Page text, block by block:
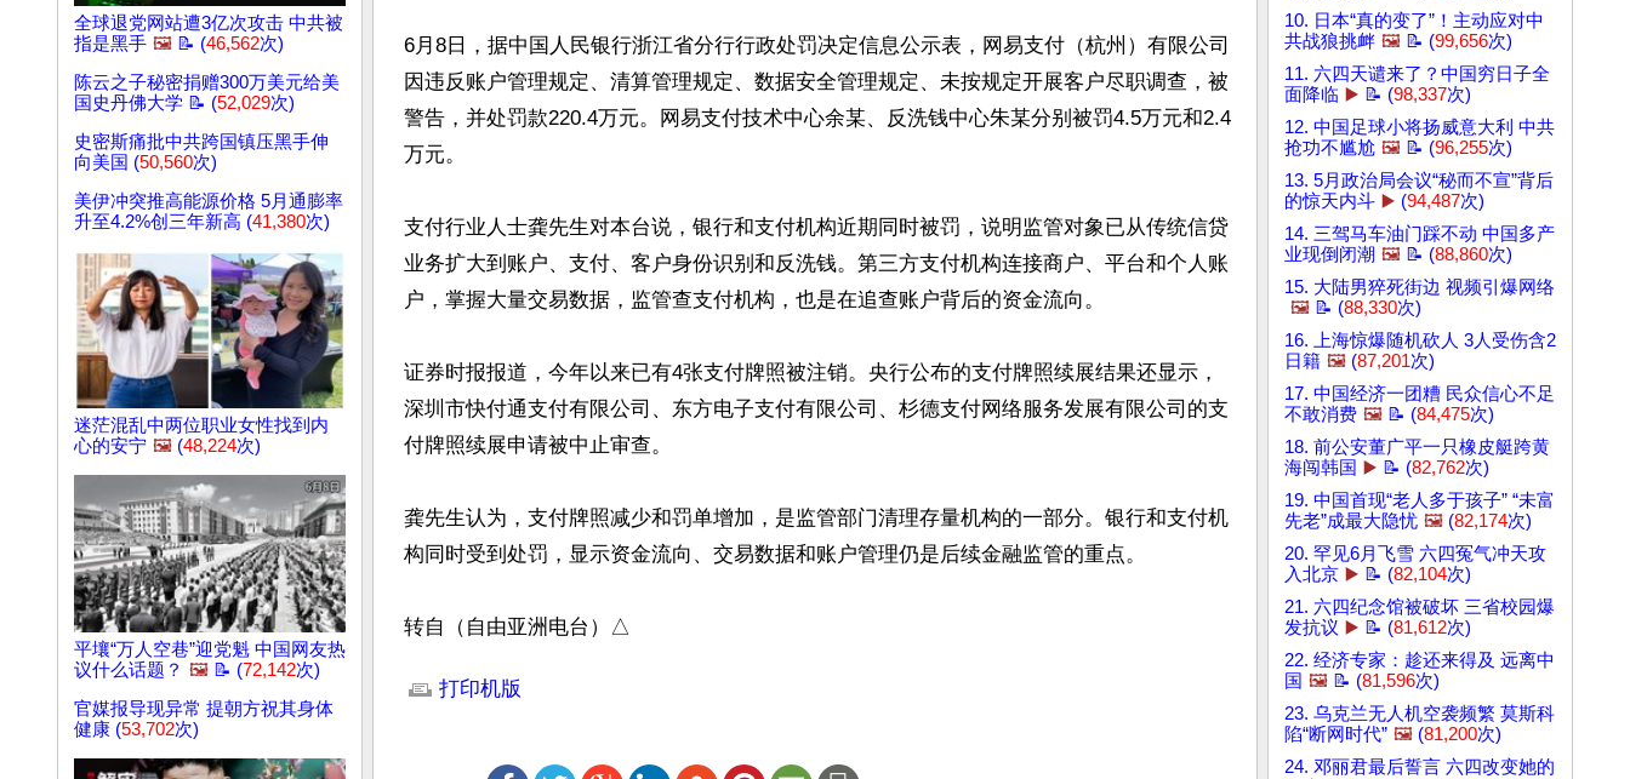
全球退党网站遭3亿次攻击 中共被
指是黑手 🖼️ 📝 (46,562次)
陈云之子秘密捐赠300万美元给美
国史丹佛大学 📝 (52,029次)
史密斯痛批中共跨国镇压黑手伸
向美国 (50,560次)
美伊冲突推高能源价格 5月通膨率
升至4.2%创三年新高 (41,380次)
迷茫混乱中两位职业女性找到内
心的安宁 🖼️ (48,224次)
平壤“万人空巷”迎党魁 中国网友热
议什么话题？ 🖼️ 📝 (72,142次)
官媒报导现异常 提朝方祝其身体
健康 (53,702次)
6月8日，据中国人民银行浙江省分行行政处罚决定信息公示表，网易支付（杭州）有限公司
因违反账户管理规定、清算管理规定、数据安全管理规定、未按规定开展客户尽职调查，被
警告，并处罚款220.4万元。网易支付技术中心余某、反洗钱中心朱某分别被罚4.5万元和2.4
万元。
支付行业人士龚先生对本台说，银行和支付机构近期同时被罚，说明监管对象已从传统信贷
业务扩大到账户、支付、客户身份识别和反洗钱。第三方支付机构连接商户、平台和个人账
户，掌握大量交易数据，监管查支付机构，也是在追查账户背后的资金流向。
证券时报报道，今年以来已有4张支付牌照被注销。央行公布的支付牌照续展结果还显示，
深圳市快付通支付有限公司、东方电子支付有限公司、杉德支付网络服务发展有限公司的支
付牌照续展申请被中止审查。
龚先生认为，支付牌照减少和罚单增加，是监管部门清理存量机构的一部分。银行和支付机
构同时受到处罚，显示资金流向、交易数据和账户管理仍是后续金融监管的重点。
转自（自由亚洲电台）△
打印机版
10. 日本“真的变了”！主动应对中
共战狼挑衅 🖼️ 📝 (99,656次)
11. 六四天谴来了？中国穷日子全
面降临 ▶️ 📝 (98,337次)
12. 中国足球小将扬威意大利 中共
抢功不尴尬 🖼️ 📝 (96,255次)
13. 5月政治局会议“秘而不宣”背后
的惊天内斗 ▶️ (94,487次)
14. 三驾马车油门踩不动 中国多产
业现倒闭潮 🖼️ 📝 (88,860次)
15. 大陆男猝死街边 视频引爆网络
🖼️ 📝 (88,330次)
16. 上海惊爆随机砍人 3人受伤含2
日籍 🖼️ (87,201次)
17. 中国经济一团糟 民众信心不足
不敢消费 🖼️ 📝 (84,475次)
18. 前公安董广平一只橡皮艇跨黄
海闯韩国 ▶️ 📝 (82,762次)
19. 中国首现“老人多于孩子” “未富
先老”成最大隐忧 🖼️ (82,174次)
20. 罕见6月飞雪 六四冤气冲天攻
入北京 ▶️ 📝 (82,104次)
21. 六四纪念馆被破坏 三省校园爆
发抗议 ▶️ 📝 (81,612次)
22. 经济专家：趁还来得及 远离中
国 🖼️ 📝 (81,596次)
23. 乌克兰无人机空袭频繁 莫斯科
陷“断网时代” 🖼️ (81,200次)
24. 邓丽君最后誓言 六四改变她的